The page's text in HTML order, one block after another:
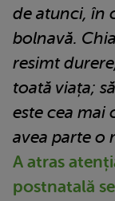
de atunci, în
bolnavă.
resimt
toată viața;
este cea mai
avea parte o
A atras
postnatală